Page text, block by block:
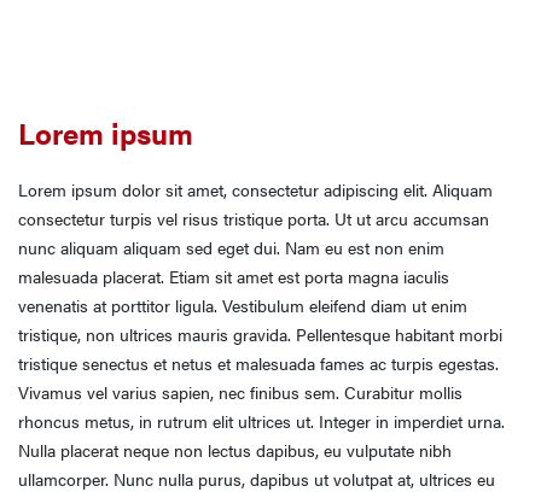
Lorem ipsum
Lorem ipsum dolor sit amet, consectetur adipiscing elit. Aliquam
consectetur turpis vel risus tristique porta. Ut ut arcu accumsan
nunc aliquam aliquam sed eget dui. Nam eu est non enim
malesuada placerat. Etiam sit amet est porta magna iaculis
venenatis at porttitor ligula. Vestibulum eleifend diam ut enim
tristique, non ultrices mauris gravida. Pellentesque habitant morbi
tristique senectus et netus et malesuada fames ac turpis egestas.
Vivamus vel varius sapien, nec finibus sem. Curabitur mollis
rhoncus metus, in rutrum elit ultrices ut. Integer in imperdiet urna.
Nulla placerat neque non lectus dapibus, eu vulputate nibh
ullamcorper. Nunc nulla purus, dapibus ut volutpat at, ultrices eu